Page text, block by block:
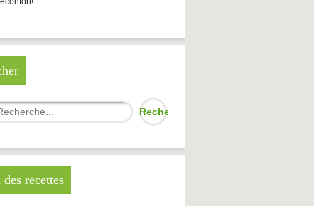
recettes